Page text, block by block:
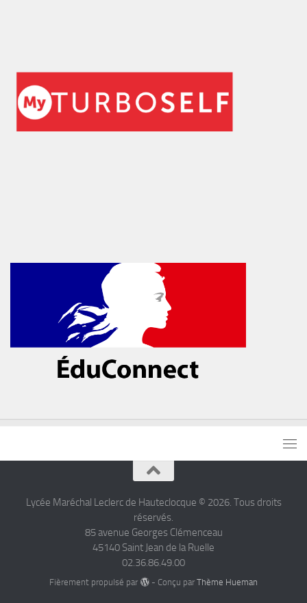
Lycée Maréchal Leclerc de Hauteclocque © 2026. Tous droits
réservés.
85 avenue Georges Clémenceau
45140 Saint Jean de la Ruelle
02.36.86.49.00
Fièrement propulsé par - Conçu par Thème Hueman